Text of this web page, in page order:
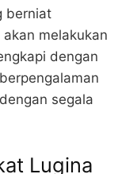
berniat
melakukan
dengan
segala
Lugina